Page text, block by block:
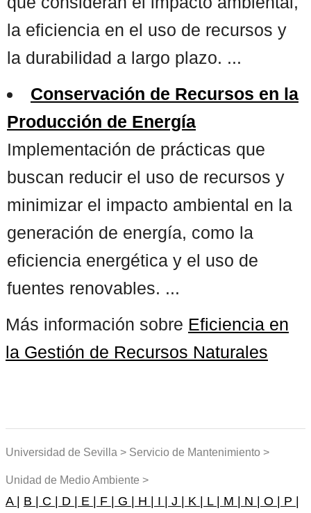
la eficiencia en el uso de recursos y
la durabilidad a largo plazo. ...
Conservación de Recursos en la
Producción de Energía
Implementación de prácticas que
buscan reducir el uso de recursos y
minimizar el impacto ambiental en la
generación de energía, como la
eficiencia energética y el uso de
fuentes renovables. ...
Más información sobre Eficiencia en
la Gestión de Recursos Naturales
Universidad de Sevilla > Servicio de Mantenimiento >
Unidad de Medio Ambiente >
A | B | C | D | E | F | G | H | I | J | K | L | M | N | O | P |